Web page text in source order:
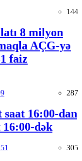
144
8 milyon
AÇG-yə
faiz
287
16:00-dan
16:00-dək
305